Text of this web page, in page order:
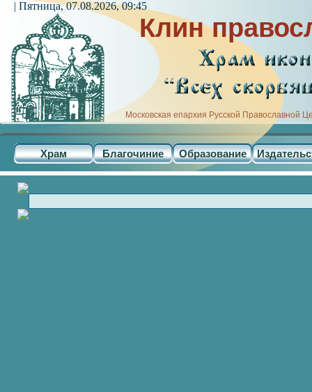
Клин
Московская епархия Русской Православной
Храм Благочиние Образование
| Пятница, 07.08.2026, 09:45